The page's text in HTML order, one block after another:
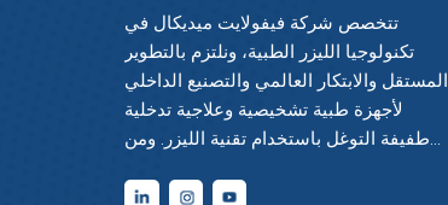
تتخصص شركة فيفولايت ميديكال في
تكنولوجيا الليزر الطبية، ونلتزم بالتطوير
المستقل والابتكار العالمي والتصنيع الداخلي
لأجهزة طبية تشخيصية وعلاجية تدخلية
طفيفة التوغل باستخدام تقنية الليزر. ومن
الخبرة الطبية والهندسية، حققنا إتقانًا شاملًا